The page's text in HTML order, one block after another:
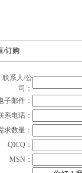
/订购
联系人/公
司：
子邮件：
系电话：
求数量：
QICQ：
MSN：